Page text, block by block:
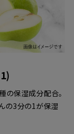
の保湿成分配合。
んの3分の1が保湿